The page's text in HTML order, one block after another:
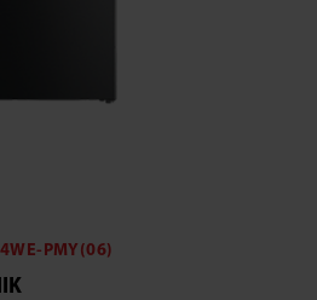
PMY(06)